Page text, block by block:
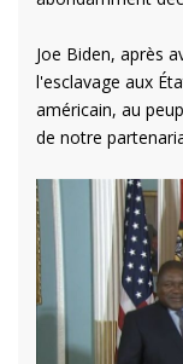
Joe Biden, après
l'esclavage aux
américain, au
de notre